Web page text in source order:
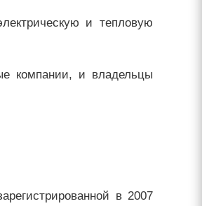
и тепловую
компании, и владельцы
в 2007